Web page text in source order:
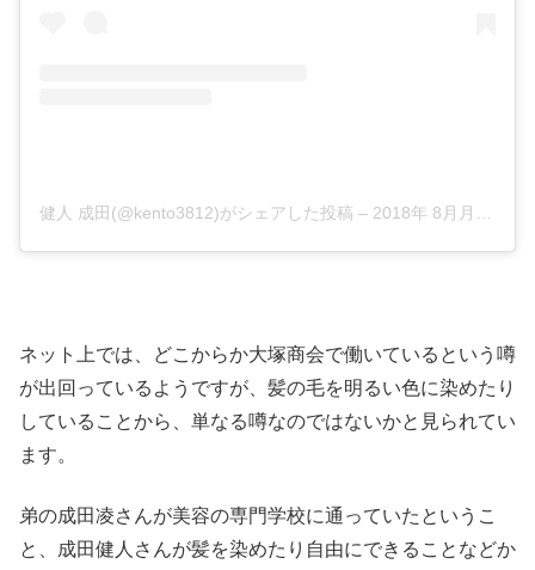
健人 成田(@kento3812)がシェアした投稿 – 2018年 8月月13日午前6時42分PDT
ネット上では、どこからか大塚商会で働いているという噂
が出回っているようですが、髪の毛を明るい色に染めたり
していることから、単なる噂なのではないかと見られてい
ます。
弟の成田凌さんが美容の専門学校に通っていたというこ
と、成田健人さんが髪を染めたり自由にできることなどか